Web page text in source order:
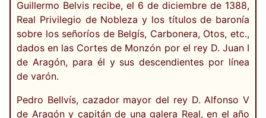
Guillermo Belvis recibe, el 6 de diciembre de 1388,
Real Privilegio de Nobleza y los títulos de baronía
sobre los señoríos de Belgís, Carbonera, Otos, etc.,
dados en las Cortes de Monzón por el rey D. Juan I
de Aragón, para él y sus descendientes por línea
de varón.
Pedro Bellvís, cazador mayor del rey D. Alfonso V
de Aragón y capitán de una galera Real, en el año